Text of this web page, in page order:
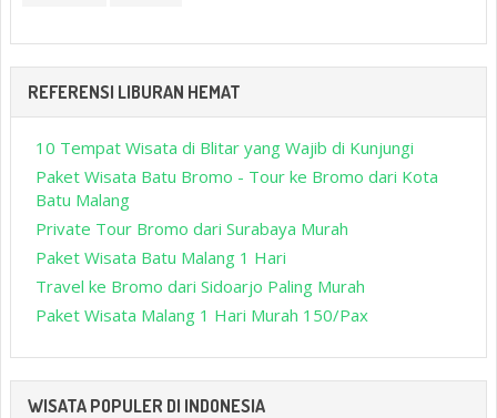
REFERENSI LIBURAN HEMAT
10 Tempat Wisata di Blitar yang Wajib di Kunjungi
Paket Wisata Batu Bromo - Tour ke Bromo dari Kota
Batu Malang
Private Tour Bromo dari Surabaya Murah
Paket Wisata Batu Malang 1 Hari
Travel ke Bromo dari Sidoarjo Paling Murah
Paket Wisata Malang 1 Hari Murah 150/Pax
WISATA POPULER DI INDONESIA